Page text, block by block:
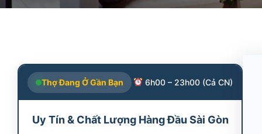
Thợ Đang Ở Gần Bạn 6h00 – 23h00 (Cả CN)
Uy Tín & Chất Lượng Hàng Đầu Sài Gòn